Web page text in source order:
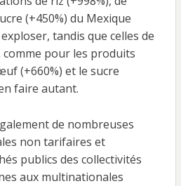
(+450%) du Mexique
tandis que celles de
comme pour les produits
(+660%) et le sucre
faire autant.
de nombreuses
non tarifaires et
publics des collectivités
aux multinationales